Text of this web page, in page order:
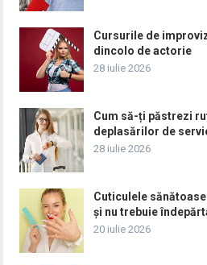
Cursurile de
dincolo de actorie
28 iulie 2026
Cum să-ți păstrezi
deplasărilor de
28 iulie 2026
Cuticulele
și nu trebuie
20 iulie 2026